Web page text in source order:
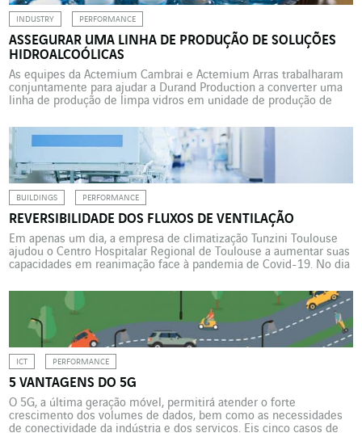
INDUSTRY PERFORMANCE
ASSEGURAR UMA LINHA DE PRODUÇÃO DE SOLUÇÕES
HIDROALCOÓLICAS
As equipes da Actemium Cambrai e Actemium Arras trabalharam
conjuntamente para ajudar a Durand Production a converter uma
linha de produção de limpa vidros em unidade de produção de
da fábrica Durand Production (Grupo CIPELIA) de Harnes, na região
Pas-de-Calais, é informada de uma licitação do […]
BUILDINGS PERFORMANCE
REVERSIBILIDADE DOS FLUXOS DE VENTILAÇÃO
Em apenas um dia, a empresa de climatização Tunzini Toulouse
ajudou o Centro Hospitalar Regional de Toulouse a aumentar suas
capacidades em reanimação face à pandemia de Covid-19. No dia
(VINCI Energies), recebeu em casa uma chamada da gerente de
projeto do CHU Toulouse […]
ICT PERFORMANCE
5 VANTAGENS DO 5G
O 5G, a última geração móvel, permitirá atender o forte
crescimento dos volumes de dados, bem como as necessidades
de conectividade da indústria e dos serviços. Eis cinco casos de